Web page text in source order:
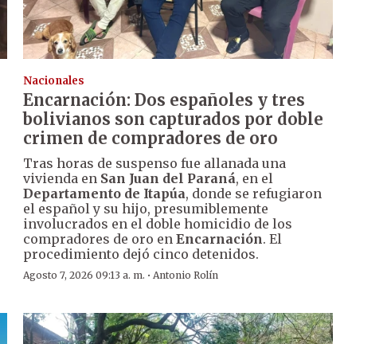
Nacionales
Encarnación: Dos españoles y tres
bolivianos son capturados por doble
crimen de compradores de oro
Tras horas de suspenso fue allanada una
vivienda en San Juan del Paraná, en el
Departamento de Itapúa, donde se refugiaron
el español y su hijo, presumiblemente
involucrados en el doble homicidio de los
compradores de oro en Encarnación. El
procedimiento dejó cinco detenidos.
Agosto 7, 2026 09:13 a. m. · Antonio Rolín